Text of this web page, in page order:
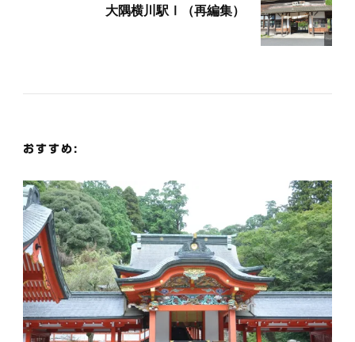
ー
ン
大隅横川駅Ⅰ（再編集）
おすすめ: